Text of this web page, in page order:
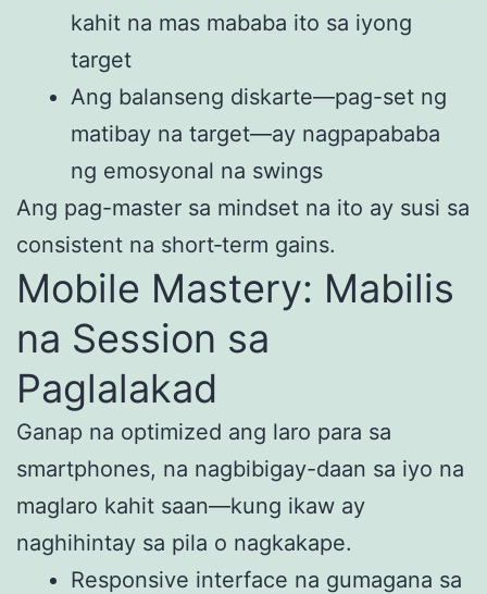
kahit na mas mababa ito sa iyong
target
Ang balanseng diskarte—pag-set ng
matibay na target—ay nagpapababa
ng emosyonal na swings
Ang pag-master sa mindset na ito ay susi sa
consistent na short‑term gains.
Mobile Mastery: Mabilis
na Session sa
Paglalakad
Ganap na optimized ang laro para sa
smartphones, na nagbibigay-daan sa iyo na
maglaro kahit saan—kung ikaw ay
naghihintay sa pila o nagkakape.
Responsive interface na gumagana sa